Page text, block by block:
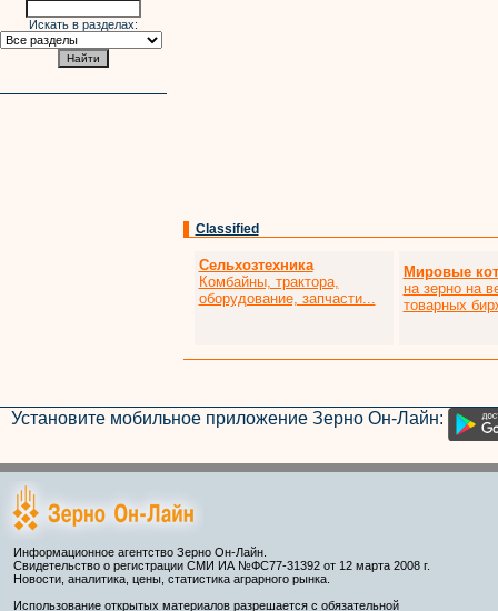
Искать в разделах:
Classified
Сельхозтехника
Комбайны, трактора,
оборудование, запчасти...
Мировые
на зерно на
товарных
Установите мобильное приложение Зерно Он-Лайн:
Информационное агентство Зерно Он-Лайн.
Свидетельство о регистрации СМИ ИА №ФС77-31392 от 12 марта 2008 г.
Новости, аналитика, цены, статистика аграрного рынка.
Использование открытых материалов разрешается с обязательной